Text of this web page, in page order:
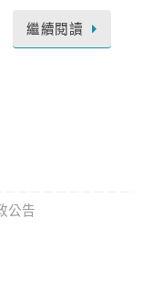
繼續閱讀
公告